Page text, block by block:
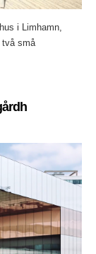
i Limhamn,
två små